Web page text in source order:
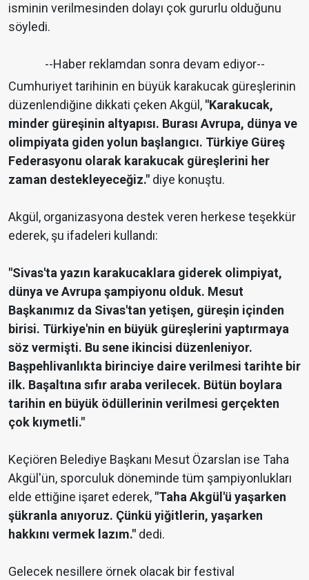
isminin verilmesinden dolayı çok gururlu olduğunu
söyledi.
--Haber reklamdan sonra devam ediyor--
Cumhuriyet tarihinin en büyük karakucak güreşlerinin
düzenlendiğine dikkati çeken Akgül, "Karakucak,
minder güreşinin altyapısı. Burası Avrupa, dünya ve
olimpiyata giden yolun başlangıcı. Türkiye Güreş
Federasyonu olarak karakucak güreşlerini her
zaman destekleyeceğiz." diye konuştu.
Akgül, organizasyona destek veren herkese teşekkür
ederek, şu ifadeleri kullandı:
"Sivas'ta yazın karakucaklara giderek olimpiyat,
dünya ve Avrupa şampiyonu olduk. Mesut
Başkanımız da Sivas'tan yetişen, güreşin içinden
birisi. Türkiye'nin en büyük güreşlerini yaptırmaya
söz vermişti. Bu sene ikincisi düzenleniyor.
Başpehlivanlıkta birinciye daire verilmesi tarihte bir
ilk. Başaltına sıfır araba verilecek. Bütün boylara
tarihin en büyük ödüllerinin verilmesi gerçekten
çok kıymetli."
Keçiören Belediye Başkanı Mesut Özarslan ise Taha
Akgül'ün, sporculuk döneminde tüm şampiyonlukları
elde ettiğine işaret ederek, "Taha Akgül'ü yaşarken
şükranla anıyoruz. Çünkü yiğitlerin, yaşarken
hakkını vermek lazım." dedi.
Gelecek nesillere örnek olacak bir festival